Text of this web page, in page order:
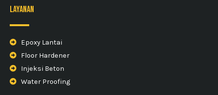
Layanan
Epoxy Lantai
Floor Hardener
Injeksi Beton
Water Proofing